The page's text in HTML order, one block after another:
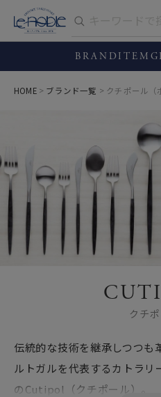
BRANDITEM
HOME ブランド一覧 クチポール（
クチ
伝統的な技術を継承しつつも
ルトガルを代表するカトラリ
のCutipol（クチポール）。